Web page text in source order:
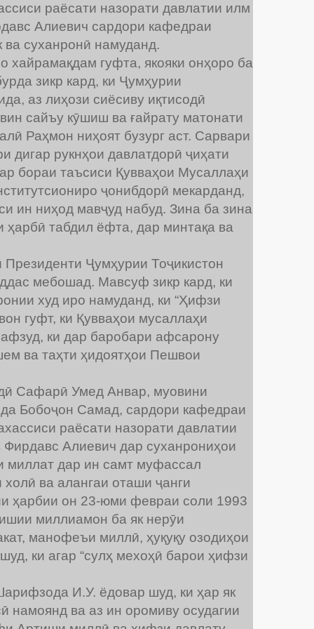
раёсати назорати давлатии илм
Алиевич сардори кафедраи
суханронӣ намуданд.
гуфта, якояки онҳоро ба
зикр кард, ки Ҷумҳурии
аз лиҳози сиёсиву иқтисодӣ
сайъу кӯшиш ва ғайрату матонати
Раҳмон ниҳоят бузург аст. Сарвари
дигар рукнҳои давлатдорӣ ҷиҳати
бораи таъсиси Қувваҳои Мусаллаҳи
ҷонибдорӣ мекарданд,
ин ниҳод мавҷуд набуд. Зина ба зина
ҳарбӣ табдил ёфта, дар минтақа ва
Ҷумҳурии Тоҷикистон
мебошад. Мавсуф зикр кард, ки
худ иро намуданд, ки “Ҳифзи
гуфт, ки Қувваҳои мусаллаҳи
ки дар баробари афсарону
ва таҳти ҳидоятҳои Пешвои
Сафарӣ Умед Анвар, муовини
Бобоҷон Самад, сардори кафедраи
раёсати назорати давлатии
Алиевич дар суханрониҳои
миллат дар ин самт муфассал
ва алангаи оташи ҷанги
ҳарбии он 23-юми февраи соли 1993
миллиамон ба як нерӯи
манофеъи миллӣ, ҳуқуқу озодиҳои
ки агар “сулҳ мехоҳӣ барои ҳифзи
И.У. ёдовар шуд, ки ҳар як
намоянд ва аз ин оромиву осудагии